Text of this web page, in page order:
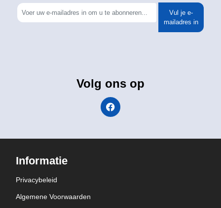
Vul je e-
mailadres in
Volg ons op
Informatie
Privacybeleid
Algemene Voorwaarden